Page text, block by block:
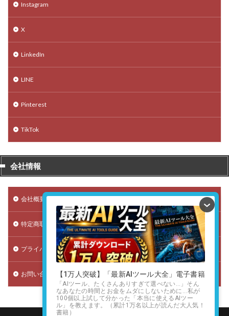
Instagram
X
LinkedIn
LINE
Pinterest
TikTok
会社情報
会社概要
特定商取引法に基づく表記
プライバシーポリシー（個人情報保護方針）
お問い合わせ